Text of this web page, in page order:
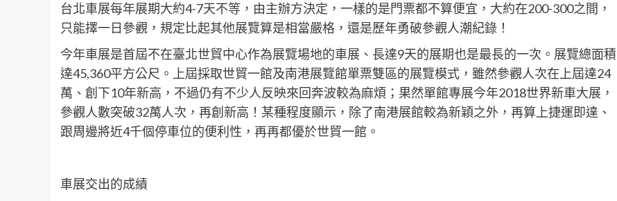
台北車展每年展期大約4-7天不等，由主辦方決定，一樣的是門票都不算便宜，大約在200-300之間，
只能擇一日參觀，規定比起其他展覽算是相當嚴格，還是歷年勇破參觀人潮紀錄！
今年車展是首屆不在臺北世貿中心作為展覽場地的車展、長達9天的展期也是最長的一次。展覽總面積
達45,360平方公尺。上屆採取世貿一館及南港展覽館單票雙區的展覽模式，雖然參觀人次在上屆達24
萬、創下10年新高，不過仍有不少人反映來回奔波較為麻煩；果然單館專展今年2018世界新車大展，
參觀人數突破32萬人次，再創新高！某種程度顯示，除了南港展館較為新穎之外，再算上捷運即達、
跟周邊將近4千個停車位的便利性，再再都優於世貿一館。
車展交出的成績